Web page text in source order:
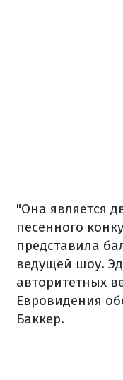
"Она является
песенного
представила
ведущей шоу.
авторитетных
Евровидения
Баккер.